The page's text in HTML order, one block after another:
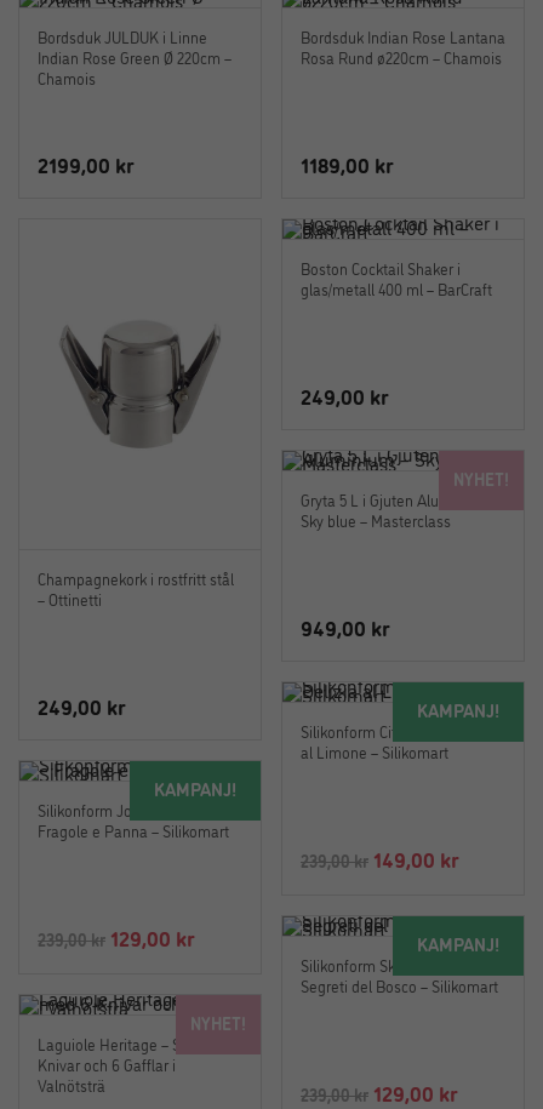
Bordsduk JULDUK i Linne
Indian Rose Green Ø 220cm –
Chamois
2199,00 kr
Bordsduk Indian Rose Lantana
Rosa Rund ø220cm – Chamois
1189,00 kr
Champagnekork i rostfritt stål
– Ottinetti
249,00 kr
Boston Cocktail Shaker i
glas/metall 400 ml – BarCraft
249,00 kr
NYHET!
Gryta 5 L i Gjuten Aluminium –
Sky blue – Masterclass
949,00 kr
KAMPANJ!
Silikonform Citron 3D – Delizia
al Limone – Silikomart
239,00kr Det
priset
239,00 kr.
149,00 krDet
priset
är:
149,00
KAMPANJ!
Silikonform Jordgubbar 3D –
Fragole e Panna – Silikomart
239,00kr Det
priset
239,00 kr.
129,00 krDet
priset
är:
129,00 kr.
KAMPANJ!
Silikonform Skogsbär 3D –
Segreti del Bosco – Silikomart
239,00kr Det
129,00 krDet
NYHET!
Laguiole Heritage – Set med 6
Knivar och 6 Gafflar i
Valnötsträ